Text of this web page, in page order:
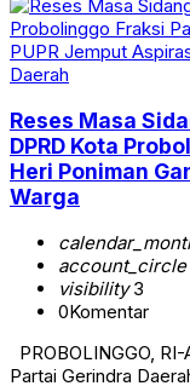
Daerah
Reses Masa
DPRD Kota
Heri Poniman
Warga
account_circle
visibility3
0Komentar
PROBOLINGGO,
Partai Gerindra